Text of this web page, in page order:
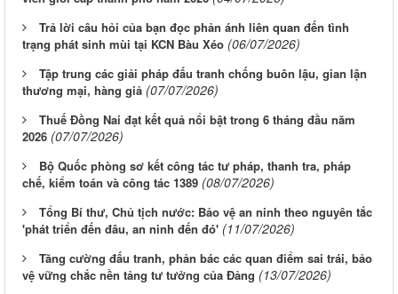
Trả lời câu hỏi của bạn đọc phản ánh liên quan đến tình
trạng phát sinh mùi tại KCN Bàu Xéo (06/07/2026)
Tập trung các giải pháp đấu tranh chống buôn lậu, gian lận
thương mại, hàng giả (07/07/2026)
Thuế Đồng Nai đạt kết quả nổi bật trong 6 tháng đầu năm
2026 (07/07/2026)
Bộ Quốc phòng sơ kết công tác tư pháp, thanh tra, pháp
chế, kiểm toán và công tác 1389 (08/07/2026)
Tổng Bí thư, Chủ tịch nước: Bảo vệ an ninh theo nguyên tắc
'phát triển đến đâu, an ninh đến đó' (11/07/2026)
Tăng cường đấu tranh, phản bác các quan điểm sai trái, bảo
vệ vững chắc nền tảng tư tưởng của Đảng (13/07/2026)